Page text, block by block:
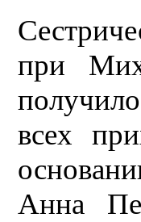
при
всех
Анна